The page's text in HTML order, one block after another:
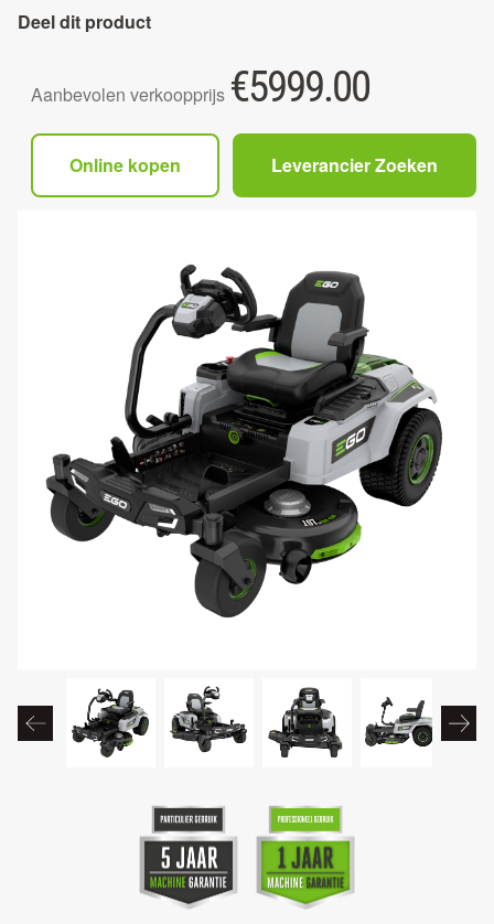
Deel dit product
Aanbevolen verkoopprijs €5999.00
Online kopen Leverancier Zoeken